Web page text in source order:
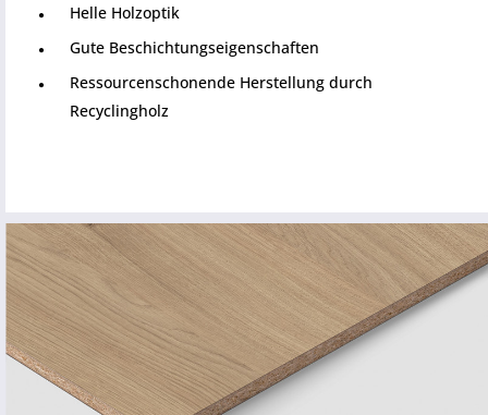
Helle Holzoptik
Gute Beschichtungseigenschaften
Ressourcenschonende Herstellung durch
Recyclingholz